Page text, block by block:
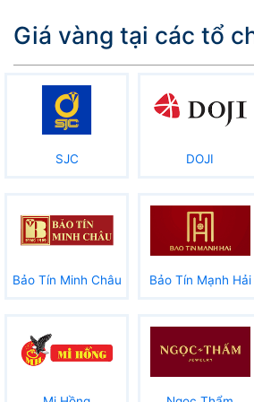
Giá vàng tại các tổ
SJC DOJI
Bảo Tín Minh Châu Bảo Tín Mạnh Hải